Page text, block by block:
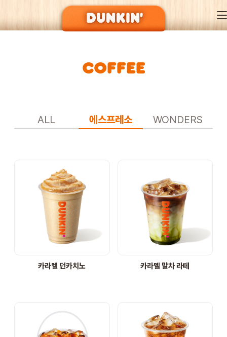
DUNKIN’ OF SEASON
EVENT
STORE
ORDER
COFFEE
ALL 에스프레소 WONDERS
카라멜 던카치노 카라멜 말차 라떼